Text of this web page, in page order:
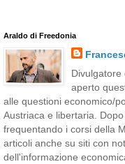
Araldo di Freedonia
Divulgatore
aperto
alle questioni economico/
Austriaca e libertaria.
frequentando i corsi della
articoli anche su siti con
dell'informazione